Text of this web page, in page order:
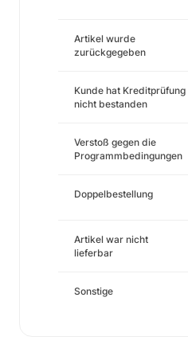
Artikel wurde
zurückgegeben
Kunde hat Kreditprüfung
nicht bestanden
Verstoß gegen die
Programmbedingungen
Doppelbestellung
Artikel war nicht
lieferbar
Sonstige